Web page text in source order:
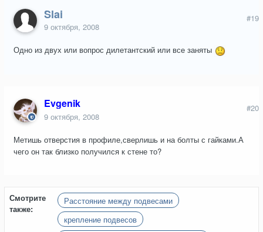
Slai
9 октября, 2008
#19
Одно из двух или вопрос дилетантский или все заняты
Evgenik
9 октября, 2008
#20
Метишь отверстия в профиле,сверлишь и на болты с гайками.А
чего он так близко получился к стене то?
Смотрите
также:
Расстояние между подвесами
крепление подвесов